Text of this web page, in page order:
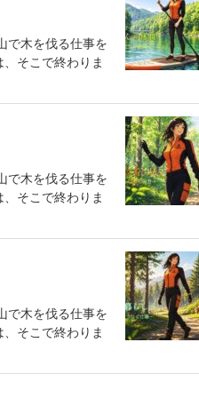
で木を伐る仕事を
そこで終わりま
で木を伐る仕事を
そこで終わりま
で木を伐る仕事を
そこで終わりま